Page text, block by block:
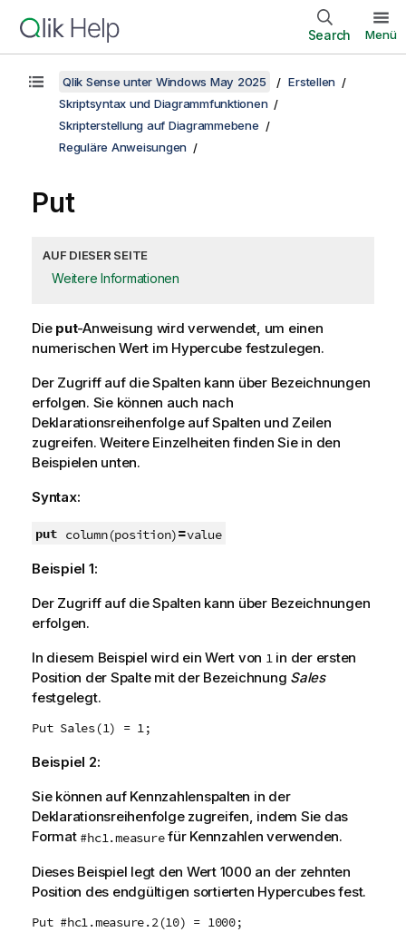
Search Menü
Qlik Sense unter Windows May 2025
Erstellen
Skriptsyntax und Diagrammfunktionen
Skripterstellung auf Diagrammebene
Reguläre Anweisungen
Put
AUF DIESER SEITE
Weitere Informationen
Die put-Anweisung wird verwendet, um einen
numerischen Wert im Hypercube festzulegen.
Der Zugriff auf die Spalten kann über Bezeichnungen
erfolgen. Sie können auch nach
Deklarationsreihenfolge auf Spalten und Zeilen
zugreifen. Weitere Einzelheiten finden Sie in den
Beispielen unten.
Syntax:
put column(position)=value
Beispiel 1:
Der Zugriff auf die Spalten kann über Bezeichnungen
erfolgen.
In diesem Beispiel wird ein Wert von 1 in der ersten
Position der Spalte mit der Bezeichnung Sales
festgelegt.
Put Sales(1) = 1;
Beispiel 2:
Sie können auf Kennzahlenspalten in der
Deklarationsreihenfolge zugreifen, indem Sie das
Format #hc1.measurefür Kennzahlen verwenden.
Dieses Beispiel legt den Wert 1000 an der zehnten
Position des endgültigen sortierten Hypercubes fest.
Put #hc1.measure.2(10) = 1000;